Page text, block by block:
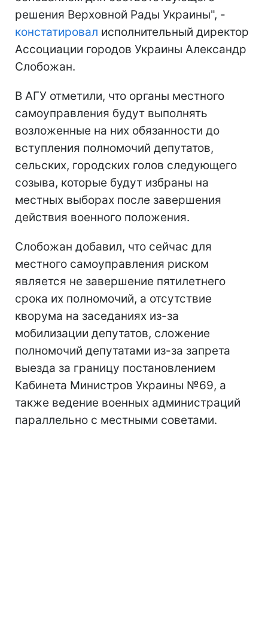
решения Верховной Рады Украины", -
констатировал исполнительный директор
Ассоциации городов Украины Александр
Слобожан.
В АГУ отметили, что органы местного
самоуправления будут выполнять
возложенные на них обязанности до
вступления полномочий депутатов,
сельских, городских голов следующего
созыва, которые будут избраны на
местных выборах после завершения
действия военного положения.
Слобожан добавил, что сейчас для
местного самоуправления риском
является не завершение пятилетнего
срока их полномочий, а отсутствие
кворума на заседаниях из-за
мобилизации депутатов, сложение
полномочий депутатами из-за запрета
выезда за границу постановлением
Кабинета Министров Украины №69, а
также ведение военных администраций
параллельно с местными советами.